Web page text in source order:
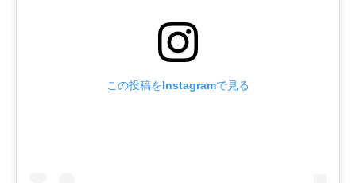
この投稿をInstagramで見る